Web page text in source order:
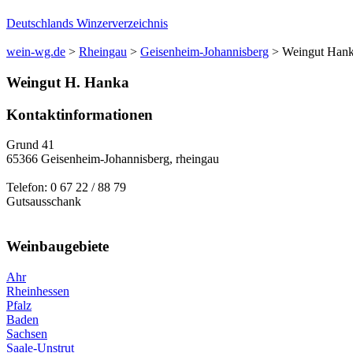
Deutschlands Winzerverzeichnis
wein-wg.de > Rheingau > Geisenheim-Johannisberg > Weingut
Weingut H. Hanka
Kontaktinformationen
Grund 41
65366 Geisenheim-Johannisberg, rheingau
Telefon: 0 67 22 / 88 79
Gutsausschank
Weinbaugebiete
Ahr
Rheinhessen
Pfalz
Baden
Sachsen
Saale-Unstrut